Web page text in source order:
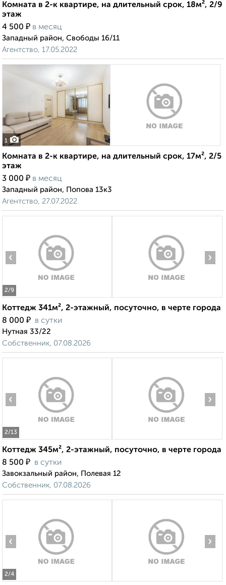
Комната в 2-к квартире, на длительный срок, 18м², 2/9
этаж
4 500 ₽ в месяц
Западный район, Свободы 16/11
Агентство, 17.05.2022
1
Комната в 2-к квартире, на длительный срок, 17м², 2/5
этаж
3 000 ₽ в месяц
Западный район, Попова 13к3
Агентство, 27.07.2022
2/9
‹ ›
Коттедж 341м², 2-этажный, посуточно, в черте города
8 000 ₽ в сутки
Нутная 33/22
Собственник, 07.08.2026
2/13
‹ ›
Коттедж 345м², 2-этажный, посуточно, в черте города
8 500 ₽ в сутки
Завокзальный район, Полевая 12
Собственник, 07.08.2026
2/4
‹ ›